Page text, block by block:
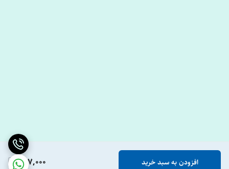
897,000 افزودن به سبد خرید